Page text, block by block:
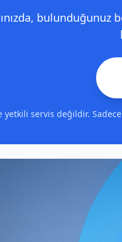
bulunduğunuz
yetkili servis değildir.